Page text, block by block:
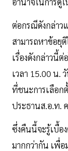
ต่อกรณีดังกล่าว
สามารถหาข้อยุ
เรื่องดังกล่าวนี้
เวลา 15.00 น.
ที่ชนะการเลือก
ประธานส.อ.ท.
ซึ่งคืนนี้จะรู้เบื้อ
มากกว่ากัน เพื่